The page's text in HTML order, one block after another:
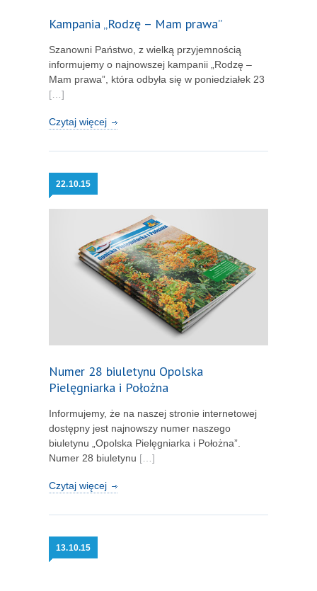
Kampania „Rodzę – Mam prawa”
Szanowni Państwo, z wielką przyjemnością
informujemy o najnowszej kampanii „Rodzę –
Mam prawa”, która odbyła się w poniedziałek 23
[…]
Czytaj więcej
22.10.15
Numer 28 biuletynu Opolska
Pielęgniarka i Położna
Informujemy, że na naszej stronie internetowej
dostępny jest najnowszy numer naszego
biuletynu „Opolska Pielęgniarka i Położna”.
Numer 28 biuletynu […]
Czytaj więcej
13.10.15